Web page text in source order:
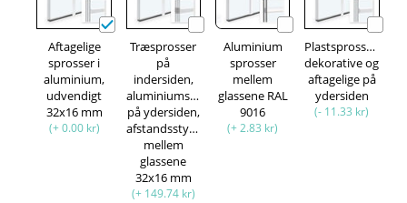
Aftagelige
sprosser i
aluminium,
udvendigt
32x16 mm
(+ 0.00 kr)
Træsprosser
på
indersiden,
aluminiumsprosser
på ydersiden,
afstandsstykke
mellem
glassene
32x16 mm
(+ 149.74 kr)
Aluminium
sprosser
mellem
glassene RAL
9016
(+ 2.83 kr)
Plastsprosser,
dekorative og
aftagelige på
ydersiden
(- 11.33 kr)